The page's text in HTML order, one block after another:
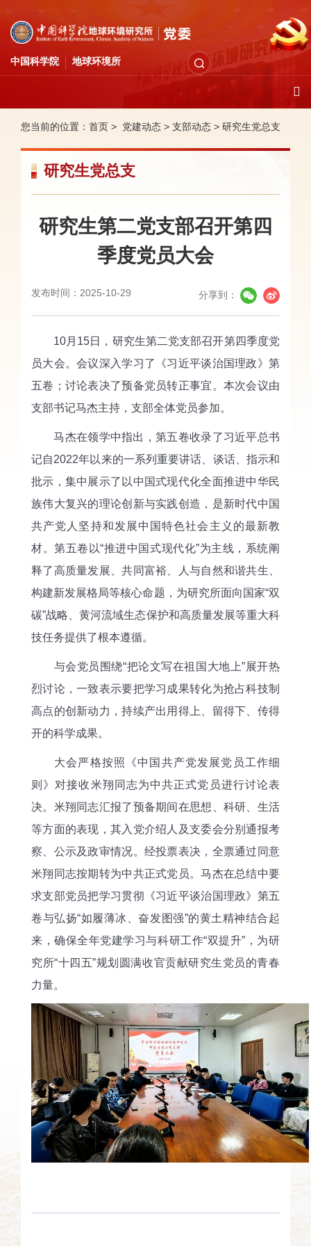
中国科学院 地球环境所
您当前的位置： 首页 > 党建动态 > 支部动态 > 研究生党总支
研究生党总支
研究生第二党支部召开第四
季度党员大会
发布时间：2025-10-29 分享到：
10月15日，研究生第二党支部召开第四季度党
员大会。会议深入学习了《习近平谈治国理政》第
五卷；讨论表决了预备党员转正事宜。本次会议由
支部书记马杰主持，支部全体党员参加。
马杰在领学中指出，第五卷收录了习近平总书
记自2022年以来的一系列重要讲话、谈话、指示和
批示，集中展示了以中国式现代化全面推进中华民
族伟大复兴的理论创新与实践创造，是新时代中国
共产党人坚持和发展中国特色社会主义的最新教
材。第五卷以“推进中国式现代化”为主线，系统阐
释了高质量发展、共同富裕、人与自然和谐共生、
构建新发展格局等核心命题，为研究所面向国家“双
碳”战略、黄河流域生态保护和高质量发展等重大科
技任务提供了根本遵循。
与会党员围绕“把论文写在祖国大地上”展开热
烈讨论，一致表示要把学习成果转化为抢占科技制
高点的创新动力，持续产出用得上、留得下、传得
开的科学成果。
大会严格按照《中国共产党发展党员工作细
则》对接收米翔同志为中共正式党员进行讨论表
决。米翔同志汇报了预备期间在思想、科研、生活
等方面的表现，其入党介绍人及支委会分别通报考
察、公示及政审情况。经投票表决，全票通过同意
米翔同志按期转为中共正式党员。马杰在总结中要
求支部党员把学习贯彻《习近平谈治国理政》第五
卷与弘扬“如履薄冰、奋发图强”的黄土精神结合起
来，确保全年党建学习与科研工作“双提升”，为研
究所“十四五”规划圆满收官贡献研究生党员的青春
力量。